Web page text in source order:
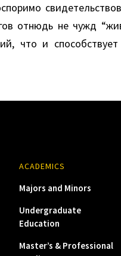
отнюдь не чужд
что и
ACADEMICS
Majors and Minors
Undergraduate
Education
Master’s & Professional